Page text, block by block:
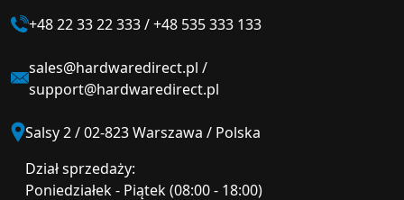
+48 22 33 22 333/+48 535 333 133
sales@hardwaredirect.pl /
support@hardwaredirect.pl
Salsy 2 / 02-823 Warszawa / Polska
Dział sprzedaży:
Poniedziałek - Piątek (08:00 - 18:00)